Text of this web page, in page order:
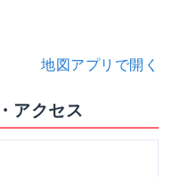
地図アプリで開く
アクセス